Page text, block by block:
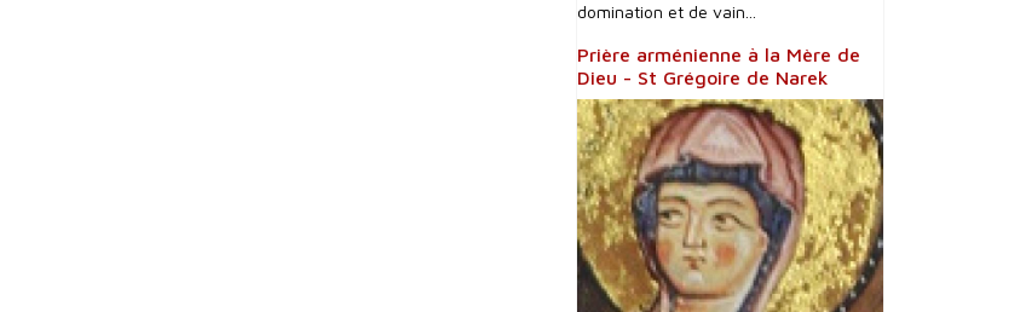
domination et de vain...
Prière arménienne à la Mère de
Dieu - St Grégoire de Narek